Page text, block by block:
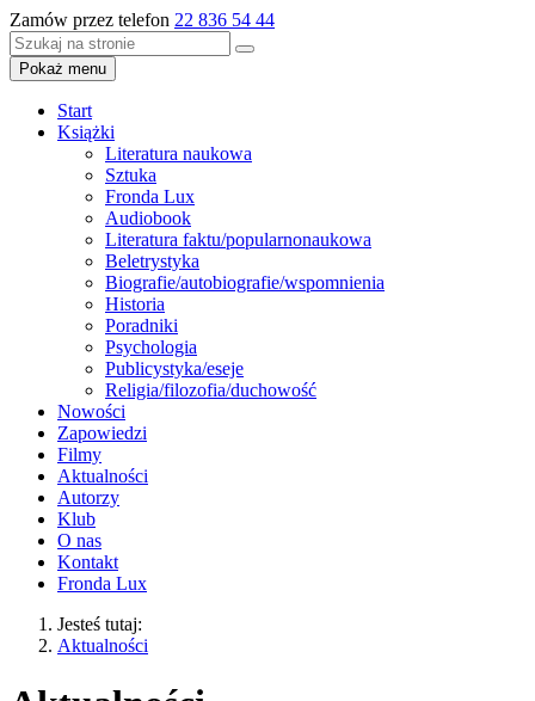
Zamów przez telefon 22 836 54 44
Pokaż menu
Start
Książki
Literatura naukowa
Sztuka
Fronda Lux
Audiobook
Literatura faktu/popularnonaukowa
Beletrystyka
Biografie/autobiografie/wspomnienia
Historia
Poradniki
Psychologia
Publicystyka/eseje
Religia/filozofia/duchowość
Nowości
Zapowiedzi
Filmy
Aktualności
Autorzy
Klub
O nas
Kontakt
Fronda Lux
Jesteś tutaj:
Aktualności